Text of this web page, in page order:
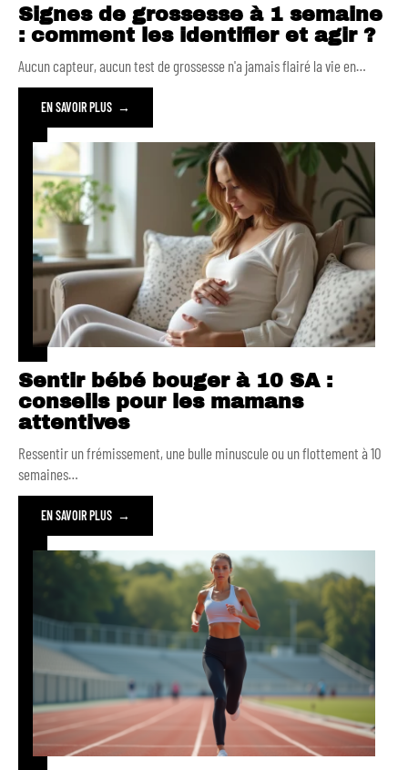
Signes de grossesse à 1 semaine
: comment les identifier et agir ?
Aucun capteur, aucun test de grossesse n'a jamais flairé la vie en…
EN SAVOIR PLUS
Sentir bébé bouger à 10 SA :
conseils pour les mamans
attentives
Ressentir un frémissement, une bulle minuscule ou un flottement à 10
semaines…
EN SAVOIR PLUS